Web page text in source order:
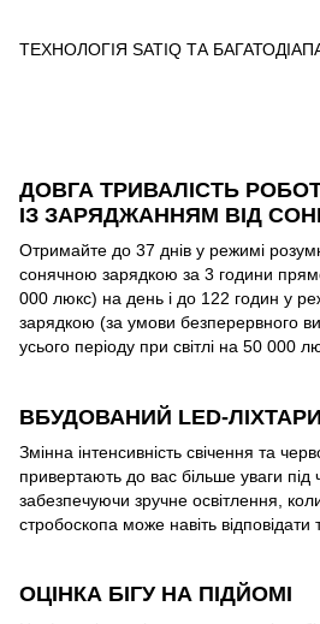
ТЕХНОЛОГІЯ SATIQ ТА
ДОВГА ТРИВАЛІСТЬ
ІЗ ЗАРЯДЖАННЯМ ВІД
Отримайте до 37 днів у режимі
сонячною зарядкою за 3 години
000 люкс) на день і до 122 годин у
зарядкою (за умови безперервного
усього періоду при світлі на 50 000
ВБУДОВАНИЙ LED-
Змінна інтенсивність свічення та
привертають до вас більше уваги під
забезпечуючи зручне освітлення,
стробоскопа може навіть відповідати
ОЦІНКА БІГУ НА ПІДЙОМІ